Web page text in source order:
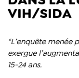
VIH/SIDA
“L’enquête menée
exergue
15-24 ans.